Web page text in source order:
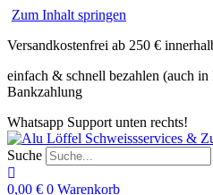
Zum Inhalt springen
Versandkostenfrei ab 250 €
einfach & schnell bezahlen (auch
Bankzahlung
Whatsapp Support unten rechts!
Suche
0,00 € 0 Warenkorb